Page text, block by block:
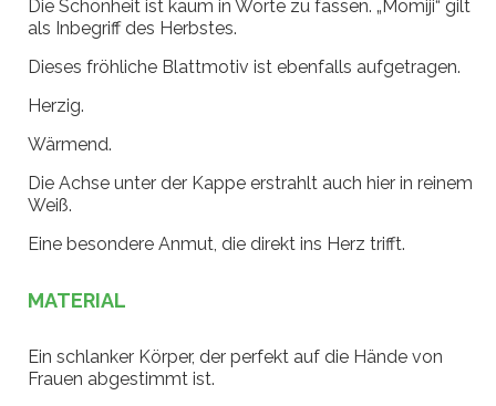
Die Schönheit ist kaum in Worte zu fassen. „Momiji“ gilt
als Inbegriff des Herbstes.
Dieses fröhliche Blattmotiv ist ebenfalls aufgetragen.
Herzig.
Wärmend.
Die Achse unter der Kappe erstrahlt auch hier in reinem
Weiß.
Eine besondere Anmut, die direkt ins Herz trifft.
MATERIAL
Ein schlanker Körper, der perfekt auf die Hände von
Frauen abgestimmt ist.